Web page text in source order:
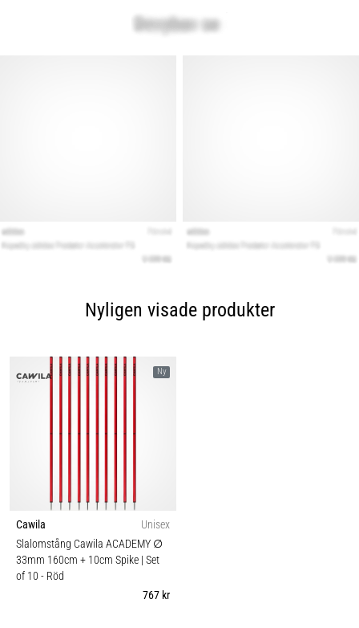
Nyligen visade produkter
Ny
Cawila
Unisex
Slalomstång Cawila ACADEMY ∅
33mm 160cm + 10cm Spike | Set
of 10 - Röd
767 kr